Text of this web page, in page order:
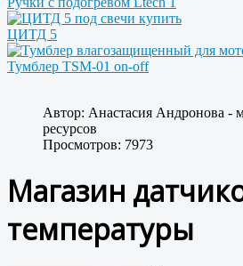
ЦИТД 5
Тумблер TSM-01 on-off
Автор: Анастасия Андронова -
ресурсов
Просмотров: 7973
Магазин
температуры